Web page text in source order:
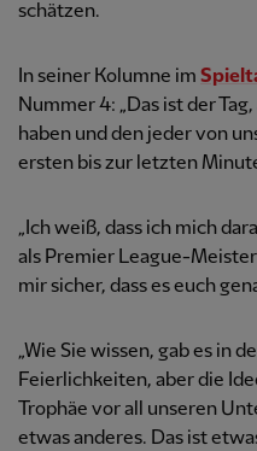
schätzen.
In seiner Kolumne im
Nummer 4: „Das ist der
haben und den jeder von
ersten bis zur letzten
„Ich weiß, dass ich mich
als Premier League-
mir sicher, dass es euch
„Wie Sie wissen, gab es in
Feierlichkeiten, aber die
Trophäe vor all unseren
etwas anderes. Das ist